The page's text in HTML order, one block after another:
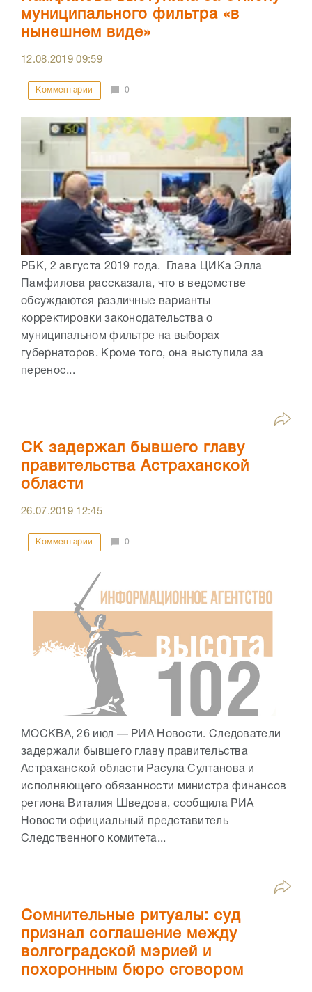
муниципального фильтра «в
нынешнем виде»
12.08.201909:59
Комментарии 0
РБК, 2 августа 2019 года. Глава ЦИКа Элла
Памфилова рассказала, что в ведомстве
обсуждаются различные варианты
корректировки законодательства о
муниципальном фильтре на выборах
губернаторов. Кроме того, она выступила за
перенос...
СК задержал бывшего главу
правительства Астраханской
области
26.07.2019 12:45
Комментарии 0
МОСКВА, 26 июл — РИА Новости. Следователи
задержали бывшего главу правительства
Астраханской области Расула Султанова и
исполняющего обязанности министра финансов
региона Виталия Шведова, сообщила РИА
Новости официальный представитель
Следственного комитета...
Сомнительные ритуалы: суд
признал соглашение между
волгоградской мэрией и
похоронным бюро сговором